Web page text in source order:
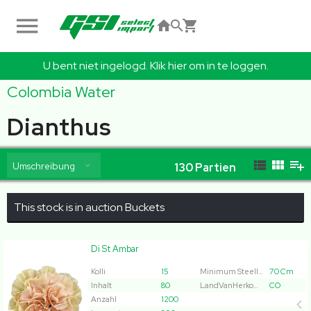
U bent niet ingelogd. Klik hier om in te loggen.
Colombia Water
Dianthus
Umschreibung 130Partien
This stock is in auction Buckets
Di St Ambar
Kolli 15
70 Cm
Inhalt
80 LandVanHerkomst
CO
Anzahl
1200
x